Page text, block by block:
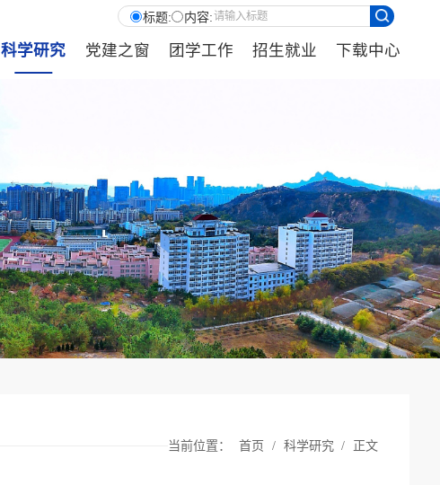
标题: 内容:
科学研究 党建之窗 团学工作 招生就业 下载中心
当前位置： 首页 / 科学研究 / 正文